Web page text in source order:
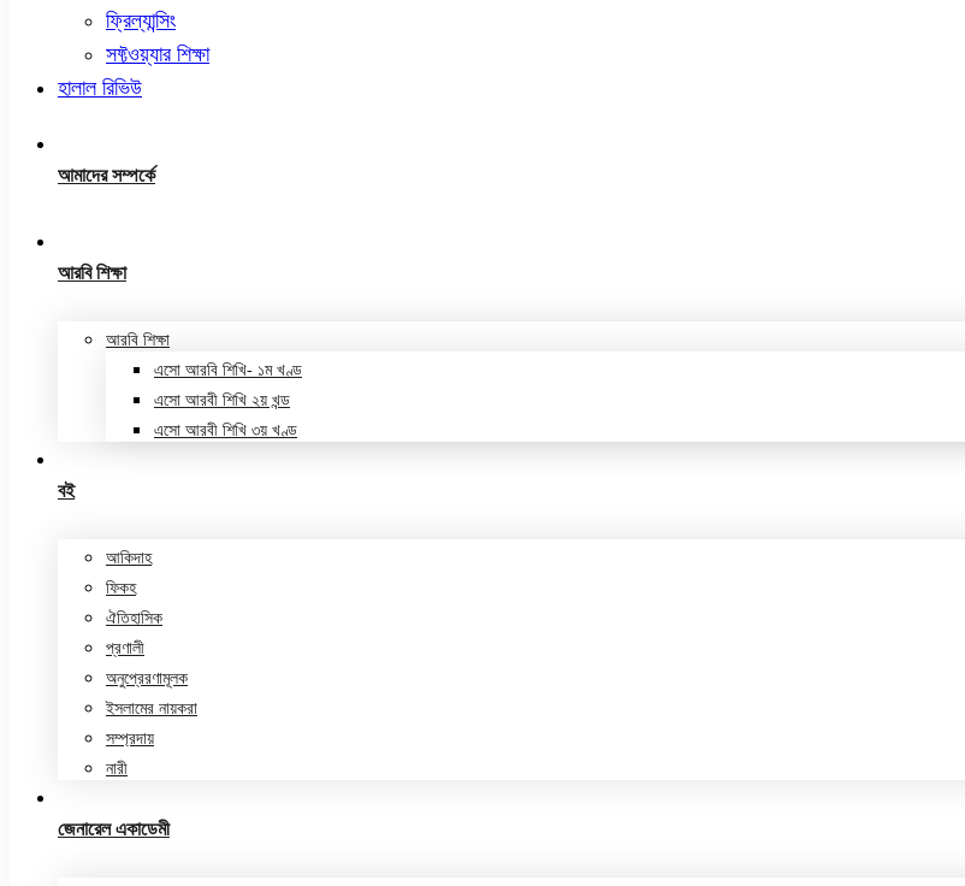
ফ্রিল্যান্সিং
সফ্টওয়্যার শিক্ষা
হালাল রিভিউ
আমাদের সম্পর্কে
আরবি শিক্ষা
আরবি শিক্ষা
এসো আরবি শিখি- ১ম খণ্ড
এসো আরবী শিখি ২য় খন্ড
এসো আরবী শিখি ৩য় খণ্ড
বই
আকিদাহ
ফিকহ
ঐতিহাসিক
প্রণালী
অনুপ্রেরণামূলক
ইসলামের নায়করা
সম্প্রদায়
নারী
জেনারেল একাডেমী